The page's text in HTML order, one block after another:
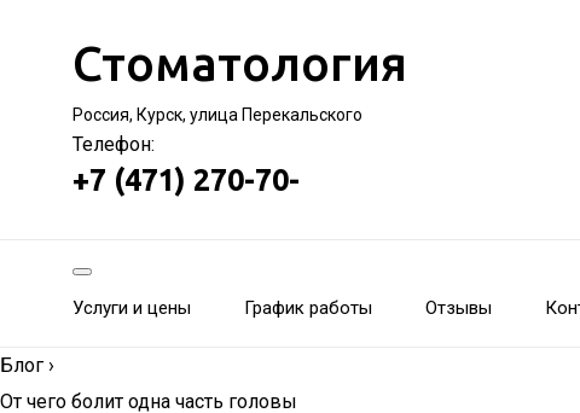
Стоматология
Россия, Курск, улица Перекальского
Телефон:
+7 (471) 270-70-
Услуги и цены График работы Отзывы
Блог ›
От чего болит одна часть головы